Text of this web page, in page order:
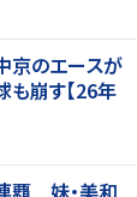
京のエースが
崩す【26年